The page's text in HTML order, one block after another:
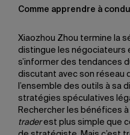
Comme apprendre à
Xiaozhou Zhou termine la
distingue les négociateurs
s’informer des tendances
discutant avec son réseau
l’ensemble des outils à sa
stratégies spéculatives
Rechercher les bénéfices
traderest plus simple que